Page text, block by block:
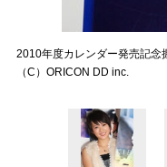
2010年度カレンダー発売記
（C）ORICON DD inc.